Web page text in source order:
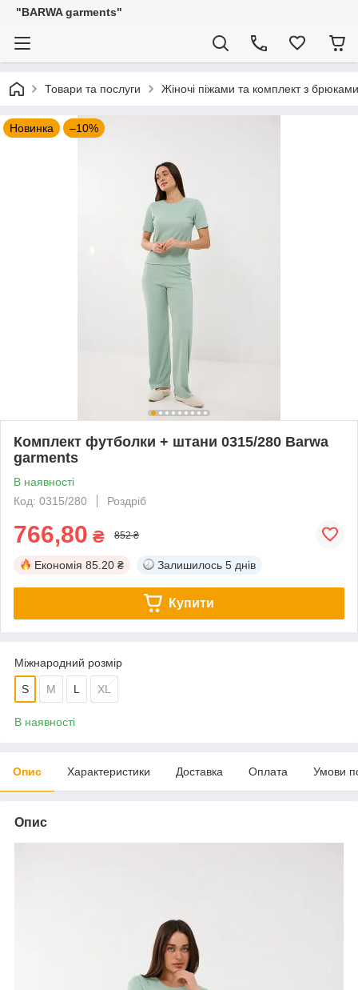
"BARWA garments"
Товари та послуги Жіночі піжами та комплект з брюками
Новинка –10%
Комплект футболки + штани 0315/280 Barwa
garments
В наявності
Код: 0315/280
Роздріб
766,80 ₴ 852 ₴
Економія 85.20 ₴ Залишилось 5 днів
Купити
Міжнародний розмір
S M L XL
В наявності
Опис Характеристики Доставка Оплата Умови
Опис